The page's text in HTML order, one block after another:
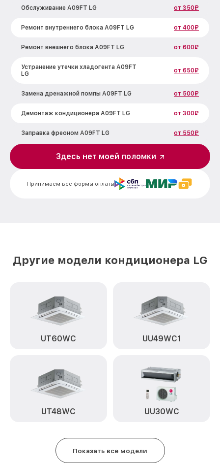
Обслуживание A09FT LG от 350₽
Ремонт внутреннего блока A09FT LG от 400₽
Ремонт внешнего блока A09FT LG от 600₽
Устранение утечки хладогента A09FT
LG
от 650₽
Замена дренажной помпы A09FT LG от 500₽
Демонтаж кондиционера A09FT LG от 300₽
Заправка фреоном A09FT LG от 550₽
Принимаем все формы оплаты
Здесь нет моей поломки
Другие модели кондиционера LG
UT60WC UU49WC1
UT48WC UU30WC
Показать все модели